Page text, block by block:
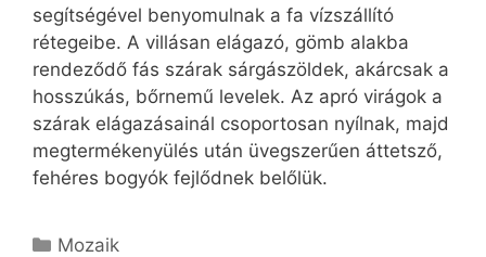
segítségével benyomulnak a fa vízszállító
rétegeibe. A villásan elágazó, gömb alakba
rendeződő fás szárak sárgászöldek, akárcsak a
hosszúkás, bőrnemű levelek. Az apró virágok a
szárak elágazásainál csoportosan nyílnak, majd
megtermékenyülés után üvegszerűen áttetsző,
fehéres bogyók fejlődnek belőlük.
Kategória
Mozaik